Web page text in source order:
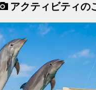
アクティビティの